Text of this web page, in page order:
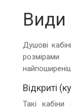
Види
Душові
Відкриті
Такі